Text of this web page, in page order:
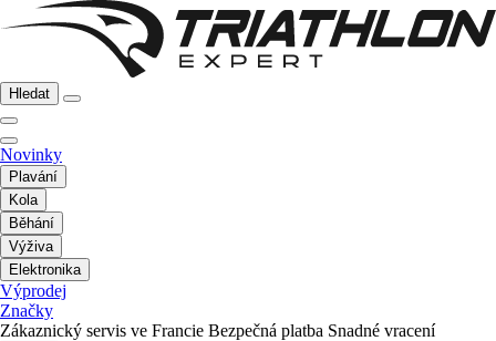
Hledat
Novinky
Plavání
Kola
Běhání
Výživa
Elektronika
Výprodej
Značky
Zákaznický servis ve Francie Bezpečná platba Snadné vracení